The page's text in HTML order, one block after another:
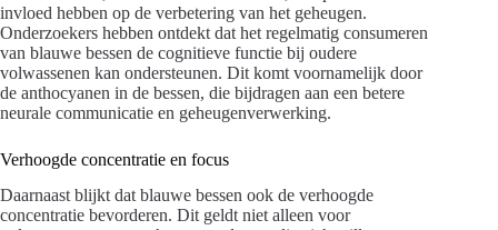
invloed hebben op de verbetering van het geheugen.
Onderzoekers hebben ontdekt dat het regelmatig consumeren
van blauwe bessen de cognitieve functie bij oudere
volwassenen kan ondersteunen. Dit komt voornamelijk door
de anthocyanen in de bessen, die bijdragen aan een betere
neurale communicatie en geheugenverwerking.
Verhoogde concentratie en focus
Daarnaast blijkt dat blauwe bessen ook de verhoogde
concentratie bevorderen. Dit geldt niet alleen voor